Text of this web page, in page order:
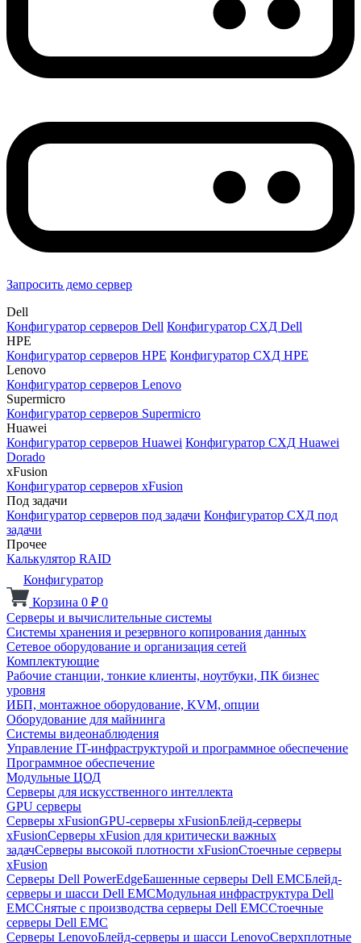
Запросить демо сервер
Dell
Конфигуратор серверов Dell Конфигуратор СХД Dell
HPE
Конфигуратор серверов HPE Конфигуратор СХД HPE
Lenovo
Конфигуратор серверов Lenovo
Supermicro
Конфигуратор серверов Supermicro
Huawei
Конфигуратор серверов Huawei Конфигуратор СХД Huawei
Dorado
xFusion
Конфигуратор серверов xFusion
Под задачи
Конфигуратор серверов под задачи Конфигуратор СХД под
задачи
Прочее
Калькулятор RAID
Конфигуратор
Корзина 0 ₽ 0
Серверы и вычислительные системы
Системы хранения и резервного копирования данных
Сетевое оборудование и организация сетей
Комплектующие
Рабочие станции, тонкие клиенты, ноутбуки, ПК бизнес
уровня
ИБП, монтажное оборудование, KVM, опции
Оборудование для майнинга
Системы видеонаблюдения
Управление IT-инфраструктурой и программное обеспечение
Программное обеспечение
Модульные ЦОД
Серверы для искусственного интеллекта
GPU серверы
Серверы xFusionGPU-серверы xFusionБлейд-серверы
xFusionСерверы xFusion для критически важных
задачСерверы высокой плотности xFusionСтоечные серверы
xFusion
Серверы Dell PowerEdgeБашенные серверы Dell EMCБлейд-
серверы и шасси Dell EMCМодульная инфраструктура Dell
EMCСнятые с производства серверы Dell EMCСтоечные
серверы Dell EMC
Серверы LenovoБлейд-серверы и шасси LenovoСверхплотные